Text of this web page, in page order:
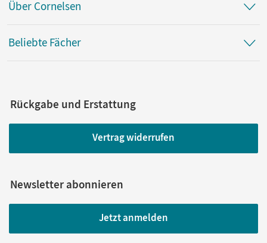
Über Cornelsen
Beliebte Fächer
Rückgabe und Erstattung
Vertrag widerrufen
Newsletter abonnieren
Jetzt anmelden